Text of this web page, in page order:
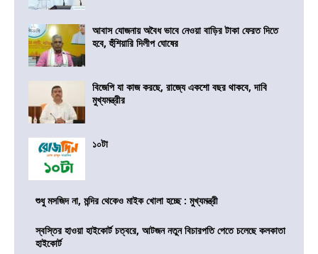
আবাস যোজনায় অবৈধ ভাবে নেওয়া বাড়ির টাকা ফেরত দিতে
হবে, হুঁশিয়ারি দিলীপ ঘোষের
বিজেপি যা কাজ করছে, রাজ্যে একশো বছর থাকবে, দাবি
মুখ্যমন্ত্রীর
১০টা
শুধু মসজিদ না, মন্দির থেকেও মাইক খোলা হচ্ছে : মুখ্যমন্ত্রী
স্বস্তির হাওয়া হাইকোর্ট চত্বরে, আটজন নতুন বিচারপতি পেতে চলেছে কলকাতা
হাইকোর্ট